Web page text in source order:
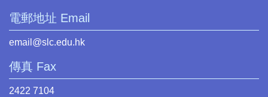
電郵地址 Email
email@slc.edu.hk
傳真 Fax
2422 7104